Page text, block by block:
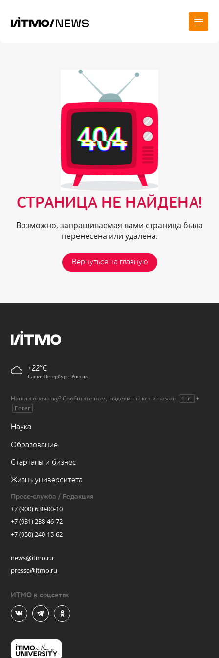
СТРАНИЦА НЕ НАЙДЕНА!
Возможно, запрашиваемая вами страница была
перенесена или удалена.
Вернуться на главную
+22
Санкт-Петербург, Россия
Нашли опечатку? Сообщите нам, выделив текст и нажав Ctrl +
Enter .
Наука
Образование
Стартапы и бизнес
Жизнь университета
Пресс-служба / Редакция
+7 (900) 630-00-10
+7 (931) 238-46-72
+7 (950) 240-15-62
news@itmo.ru
pressa@itmo.ru
ИТМО в соцсетях